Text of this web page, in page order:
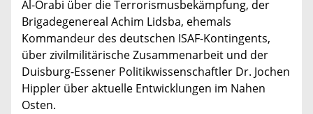
Al-Orabi über die Terrorismusbekämpfung, der
Brigadegenereal Achim Lidsba, ehemals
Kommandeur des deutschen ISAF-Kontingents,
über zivilmilitärische Zusammenarbeit und der
Duisburg-Essener Politikwissenschaftler Dr. Jochen
Hippler über aktuelle Entwicklungen im Nahen
Osten.